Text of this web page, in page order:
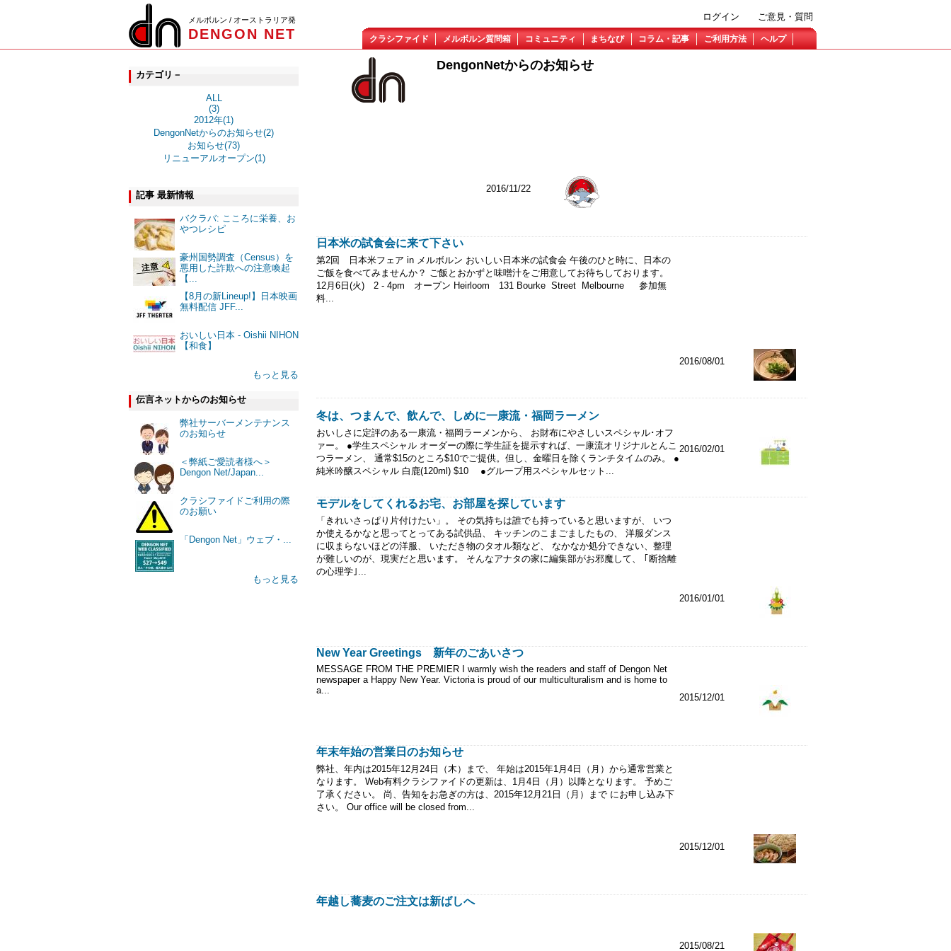
メルボルン / オーストラリア発
DENGON NET
ご意見・質問
ログイン
クラシファイド メルボルン質問箱 コミュニティ まちなび コラム・記事 ご利用方法 ヘルプ
カテゴリ－
ALL
(3)
2012年(1)
DengonNetからのお知らせ(2)
お知らせ(73)
リニューアルオープン(1)
記事 最新情報
バクラバ: こころに栄養、お
やつレシピ
豪州国勢調査（Census）を
悪用した詐欺への注意喚起
【...
【8月の新Lineup!】日本映画
無料配信 JFF...
おいしい日本 - Oishii NIHON
【和食】
もっと見る
伝言ネットからのお知らせ
弊社サーバーメンテナンス
のお知らせ
＜弊紙ご愛読者様へ＞
Dengon Net/Japan...
クラシファイドご利用の際
のお願い
「Dengon Net」ウェブ・...
もっと見る
DengonNetからのお知らせ
2016/11/22
日本米の試食会に来て下さい
第2回 日本米フェア in メルボルン おいしい日本米の試食会 午後のひと時に、日本の
ご飯を食べてみませんか？ ご飯とおかずと味噌汁をご用意してお待ちしております。
12月6日(火) 2 - 4pm オープン Heirloom 131 Bourke Street Melbourne 参加無
料...
2016/08/01
冬は、つまんで、飲んで、しめに一康流・福岡ラーメン
おいしさに定評のある一康流・福岡ラーメンから、 お財布にやさしいスペシャル･オフ
ァー。 ●学生スペシャル オーダーの際に学生証を提示すれば、一康流オリジナルとんこ
つラーメン、 通常$15のところ$10でご提供。但し、金曜日を除くランチタイムのみ。 ●
純米吟醸スペシャル 白鹿(120ml) $10 ●グループ用スペシャルセット...
2016/02/01
モデルをしてくれるお宅、お部屋を探しています
「きれいさっぱり片付けたい」。 その気持ちは誰でも持っていると思いますが、 いつ
か使えるかなと思ってとってある試供品、 キッチンのこまごましたもの、 洋服ダンス
に収まらないほどの洋服、 いただき物のタオル類など、 なかなか処分できない、整理
が難しいのが、現実だと思います。 そんなアナタの家に編集部がお邪魔して、 ｢断捨離
の心理学｣...
2016/01/01
New Year Greetings 新年のごあいさつ
MESSAGE FROM THE PREMIER I warmly wish the readers and staff of Dengon Net
newspaper a Happy New Year. Victoria is proud of our multiculturalism and is home to
a...
2015/12/01
年末年始の営業日のお知らせ
弊社、年内は2015年12月24日（木）まで、 年始は2015年1月4日（月）から通常営業と
なります。 Web有料クラシファイドの更新は、1月4日（月）以降となります。 予めご
了承ください。 尚、告知をお急ぎの方は、2015年12月21日（月）まで にお申し込み下
さい。 Our office will be closed from...
2015/12/01
年越し蕎麦のご注文は新ばしへ
2015/08/21